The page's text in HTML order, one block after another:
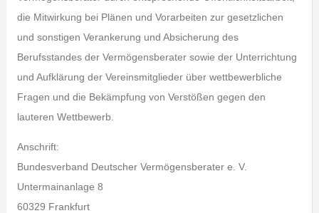
die Mitwirkung bei Plänen und Vorarbeiten zur gesetzlichen
und sonstigen Verankerung und Absicherung des
Berufsstandes der Vermögensberater sowie der Unterrichtung
und Aufklärung der Vereinsmitglieder über wettbewerbliche
Fragen und die Bekämpfung von Verstößen gegen den
lauteren Wettbewerb.
Anschrift:
Bundesverband Deutscher Vermögensberater e. V.
Untermainanlage 8
60329 Frankfurt